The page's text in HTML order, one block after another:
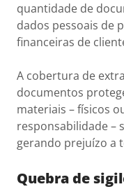
quantidade de
dados pessoais de
financeiras de
A cobertura de
documentos
materiais – físicos
responsabilidade –
gerando prejuízo a
Quebra de